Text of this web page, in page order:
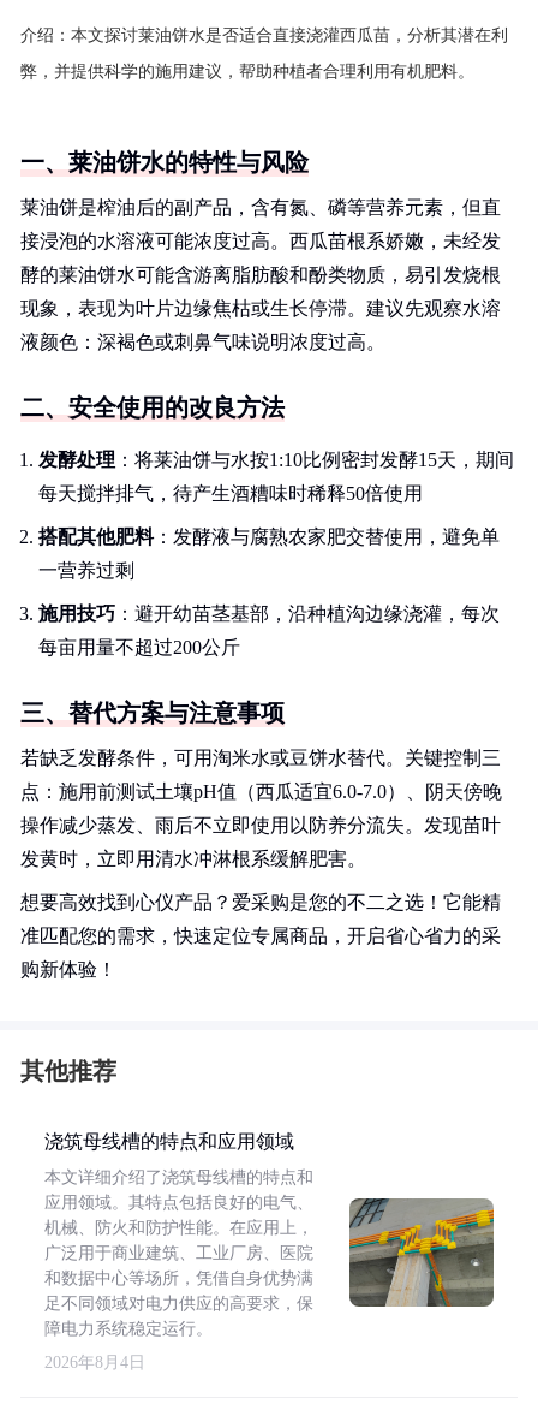
介绍： 本文探讨莱油饼水是否适合直接浇灌西瓜苗，分析其潜在利
弊，并提供科学的施用建议，帮助种植者合理利用有机肥料。
一、莱油饼水的特性与风险
莱油饼是榨油后的副产品，含有氮、磷等营养元素，但直
接浸泡的水溶液可能浓度过高。西瓜苗根系娇嫩，未经发
酵的莱油饼水可能含游离脂肪酸和酚类物质，易引发烧根
现象，表现为叶片边缘焦枯或生长停滞。建议先观察水溶
液颜色：深褐色或刺鼻气味说明浓度过高。
二、安全使用的改良方法
发酵处理 ：将莱油饼与水按1:10比例密封发酵15天，期间
每天搅拌排气，待产生酒糟味时稀释50倍使用
搭配其他肥料：发酵液与腐熟农家肥交替使用，避免单
一营养过剩
施用技巧 ：避开幼苗茎基部，沿种植沟边缘浇灌，每次
每亩用量不超过200公斤
三、替代方案与注意事项
若缺乏发酵条件，可用淘米水或豆饼水替代。关键控制三
点：施用前测试土壤pH值（西瓜适宜6.0-7.0）、阴天傍晚
操作减少蒸发、雨后不立即使用以防养分流失。发现苗叶
发黄时，立即用清水冲淋根系缓解肥害。
想要高效找到心仪产品？爱采购是您的不二之选！它能精
准匹配您的需求，快速定位专属商品，开启省心省力的采
购新体验！
其他推荐
浇筑母线槽的特点和应用领域
本文详细介绍了浇筑母线槽的特点和
应用领域。其特点包括良好的电气、
机械、防火和防护性能。在应用上，
广泛用于商业建筑、工业厂房、医院
和数据中心等场所，凭借自身优势满
足不同领域对电力供应的高要求，保
障电力系统稳定运行。
2026年8月4日